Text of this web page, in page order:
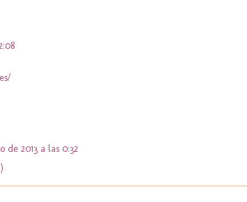
de 2013 a las 0:32